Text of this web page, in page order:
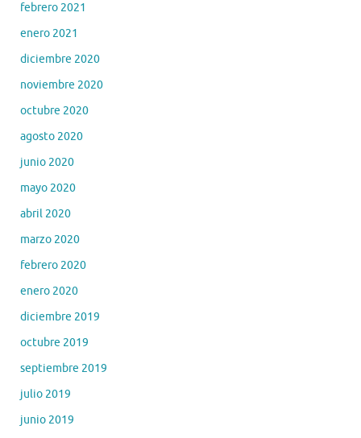
febrero 2021
enero 2021
diciembre 2020
noviembre 2020
octubre 2020
agosto 2020
junio 2020
mayo 2020
abril 2020
marzo 2020
febrero 2020
enero 2020
diciembre 2019
octubre 2019
septiembre 2019
julio 2019
junio 2019